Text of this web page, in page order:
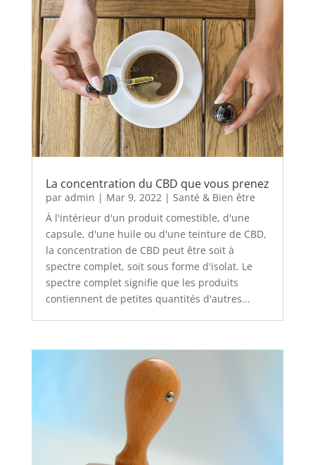
La concentration du CBD que vous prenez
par admin | Mar 9, 2022| Santé & Bien être
À l'intérieur d'un produit comestible, d'une
capsule, d'une huile ou d'une teinture de CBD,
la concentration de CBD peut être soit à
spectre complet, soit sous forme d'isolat. Le
spectre complet signifie que les produits
contiennent de petites quantités d'autres...